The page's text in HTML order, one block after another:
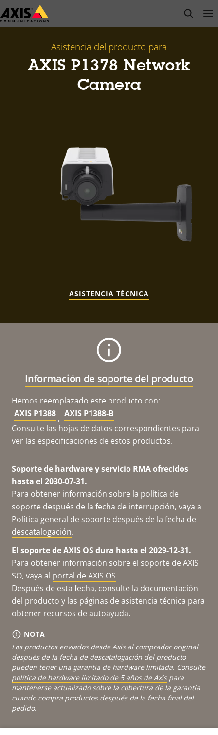
Saltar
al
open
Asistencia del producto para
AXIS P1378 Network
Camera
ASISTENCIA TÉCNICA
Información de soporte del producto
Hemos reemplazado este producto con:
AXIS P1388 , AXIS P1388-B
Consulte las hojas de datos correspondientes para
ver las especificaciones de estos productos.
Soporte de hardware y servicio RMA ofrecidos
hasta el 2030-07-31.
Para obtener información sobre la política de
soporte después de la fecha de interrupción, vaya a
Política general de soporte después de la fecha de
descatalogación.
El soporte de AXIS OS dura hasta el 2029-12-31.
Para obtener información sobre el soporte de AXIS
SO, vaya al portal de AXIS OS.
Después de esta fecha, consulte la documentación
del producto y las páginas de asistencia técnica para
obtener recursos de autoayuda.
NOTA
Los productos enviados desde Axis al comprador original
después de la fecha de descatalogación del producto
pueden tener una garantía de hardware limitada. Consulte
política de hardware limitado de 5 años de Axispara
mantenerse actualizado sobre la cobertura de la garantía
cuando compra productos después de la fecha final del
pedido.